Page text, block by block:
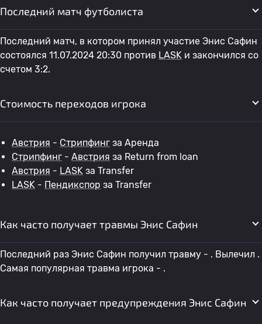
Последний матч футболиста
Последний матч, в котором принял участие Энис Сафин
состоялся 11.07.2024 20:30 против LASK и закончился со
счетом 3:2.
Стоимость переходов игрока
Австрия - Стрипфинг за Аренда
Стрипфинг - Австрия за Return from loan
Австрия - LASK за Transfer
LASK - Пендикспор за Transfer
Как часто получает травмы Энис Сафин
Последний раз Энис Сафин получил травму - . Вылечил .
Самая популярная травма игрока - .
Как часто получает предупреждения Энис Сафин